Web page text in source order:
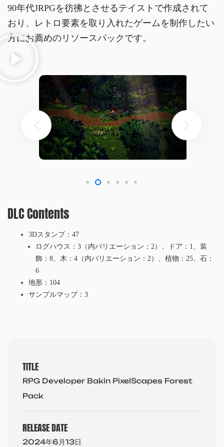
90年代JRPGを彷彿とさせるテイストで作成されて
おり、レトロ要素を取り入れたゲームを制作したい
方にお薦めのリソースパックです。
DLC Contents
3Dスタンプ：47
ログハウス：3（内バリエーション：2）、ドア：1、装
飾：8、木：4（内バリエーション：2）、植物：25、石：
6
地形：104
サンプルマップ：3
TITLE
RPG Developer Bakin PixelScapes Forest
Pack
RELEASE DATE
2024年6月13日